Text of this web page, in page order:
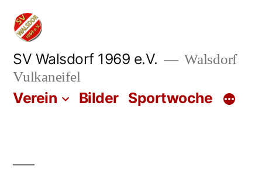
Zum
Inhalt
springen
SV Walsdorf 1969 e.V.
Walsdorf
Vulkaneifel
Verein Bilder Sportwoche